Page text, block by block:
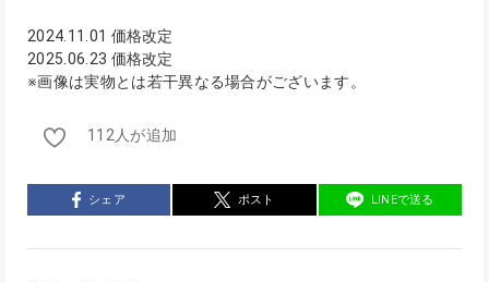
2024.11.01 価格改定
2025.06.23 価格改定
※画像は実物とは若干異なる場合がございます。
112人が追加
シェア ポスト LINEで送る